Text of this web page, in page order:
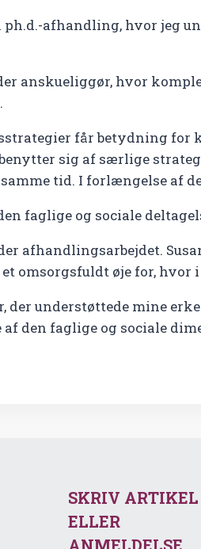
afhandling, hvor jeg
anskueliggør, hvor
får betydning
sig af særlige
tid. I forlængelse af
faglige og sociale
afhandlingsarbejdet.
omsorgsfuldt øje for, hvor
der understøttede mine
den faglige og sociale
SKRIV ARTIKEL
ELLER
ANMELDELSE